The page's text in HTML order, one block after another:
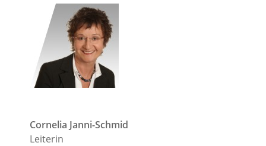
Cornelia Janni-Schmid
Leiterin